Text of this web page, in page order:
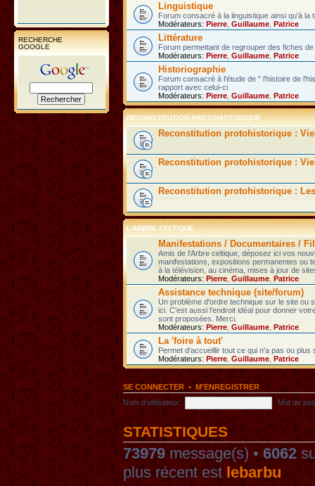
RECHERCHE
GOOGLE
Linguistique
Forum consacré à la linguistique ainsi qu'à la
Modérateurs: Pierre Guillaume Patrice
Littérature
Forum permettant de regrouper des fiches
Modérateurs: Pierre Guillaume Patrice
Historiographie
Forum consacré à l'étude de " l'histoire de
rapport avec celui-ci
Modérateurs: Pierre Guillaume Patrice
RECONSTITUTION PROTOHISTORIQUE
Reconstitution protohistorique :
Reconstitution protohistorique :
Reconstitution protohistorique :
L'ARBRE CELTIQUE
Manifestations / Documentaires /
Amis de l'Arbre celtique, déposez ici vos
manifestations, expositions permanentes ou
à la télévision, au cinéma, mises à jour de
Modérateurs: Pierre Guillaume Patrice
Assistance technique (site/forum)
Un problème d'ordre technique sur le site ou
ici. C'est aussi l'endroit idéal pour donner
sont proposées. Merci.
Modérateurs: Pierre Guillaume Patrice
La 'foire à tout'
Permet d'accueillir tout ce qui n'a pas ou
Modérateurs: Pierre Guillaume Patrice
SE CONNECTER•M’ENREGISTRER
Nom d’utilisateur:
Mot de
STATISTIQUES
73979message(s) •6062
plus récent estlebarbu